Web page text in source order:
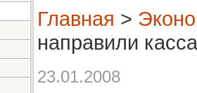
Главная >
направили
23.01.2008